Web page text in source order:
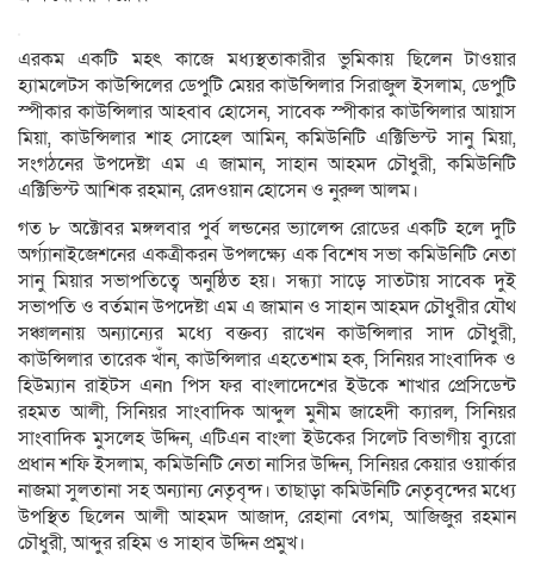
এরকম একটি মহৎ কাজে মধ্যস্থতাকারীর ভুমিকায় ছিলেন টাওয়ার
হ্যামলেটস কাউন্সিলের ডেপুটি মেয়র কাউন্সিলার সিরাজুল ইসলাম, ডেপুটি
স্পীকার কাউন্সিলার আহবাব হোসেন, সাবেক স্পীকার কাউন্সিলার আয়াস
মিয়া, কাউন্সিলার শাহ সোহেল আমিন, কমিউনিটি এক্টিভিস্ট সানু মিয়া,
সংগঠনের উপদেষ্টা এম এ জামান, সাহান আহমদ চৌধুরী, কমিউনিটি
এক্টিভিস্ট আশিক রহমান, রেদওয়ান হোসেন ও নুরুল আলম।
গত ৮ অক্টোবর মঙ্গলবার পুর্ব লন্ডনের ভ্যালেন্স রোডের একটি হলে দুটি
অর্গ্যানাইজেশনের একত্রীকরন উপলক্ষ্যে এক বিশেষ সভা কমিউনিটি নেতা
সানু মিয়ার সভাপতিত্বে অনুষ্ঠিত হয়। সন্ধ্যা সাড়ে সাতটায় সাবেক দুই
সভাপতি ও বর্তমান উপদেষ্টা এম এ জামান ও সাহান আহমদ চৌধুরীর যৌথ
সঞ্চালনায় অন্যান্যের মধ্যে বক্তব্য রাখেন কাউন্সিলার সাদ চৌধুরী,
কাউন্সিলার তারেক খাঁন, কাউন্সিলার এহতেশাম হক, সিনিয়র সাংবাদিক ও
হিউম্যান রাইটস এনn পিস ফর বাংলাদেশের ইউকে শাখার প্রেসিডেন্ট
রহমত আলী, সিনিয়র সাংবাদিক আব্দুল মুনীম জাহেদী ক্যারল, সিনিয়র
সাংবাদিক মুসলেহ উদ্দিন, এটিএন বাংলা ইউকের সিলেট বিভাগীয় ব্যুরো
প্রধান শফি ইসলাম, কমিউনিটি নেতা নাসির উদ্দিন, সিনিয়র কেয়ার ওয়ার্কার
নাজমা সুলতানা সহ অন্যান্য নেতৃবৃন্দ। তাছাড়া কমিউনিটি নেতৃবৃন্দের মধ্যে
উপস্থিত ছিলেন আলী আহমদ আজাদ, রেহানা বেগম, আজিজুর রহমান
চৌধুরী, আব্দুর রহিম ও সাহাব উদ্দিন প্রমুখ।